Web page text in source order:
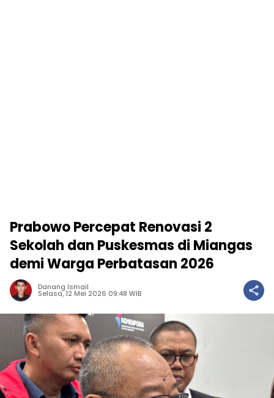
Prabowo Percepat Renovasi 2
Sekolah dan Puskesmas di Miangas
demi Warga Perbatasan 2026
Danang Ismail
Selasa, 12 Mei 2026 09:48 WIB